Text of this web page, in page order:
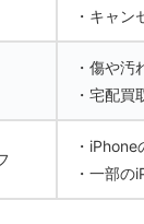
・キャ
・傷や
・宅配
・
・一部